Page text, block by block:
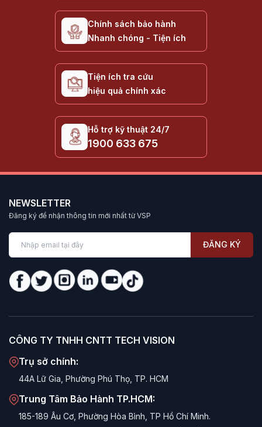
Chính sách bảo hành
Nhanh chóng - Tiện ích
Tiện ích tra cứu
hiệu quả chính xác
Hỗ trợ kỹ thuật 24/7
1900 633 675
NEWSLETTER
Đăng ký để nhận thông tin mới nhất từ VSP
ĐĂNG KÝ
CÔNG TY TNHH CNTT TECH VISION
Trụ sở chính:
44A Lữ Gia, Phường Phú Thọ, TP. HCM
Trung Tâm Bảo Hành TP.HCM:
185-189 Âu Cơ, Phường Hòa Bình, TP Hồ Chí Minh.